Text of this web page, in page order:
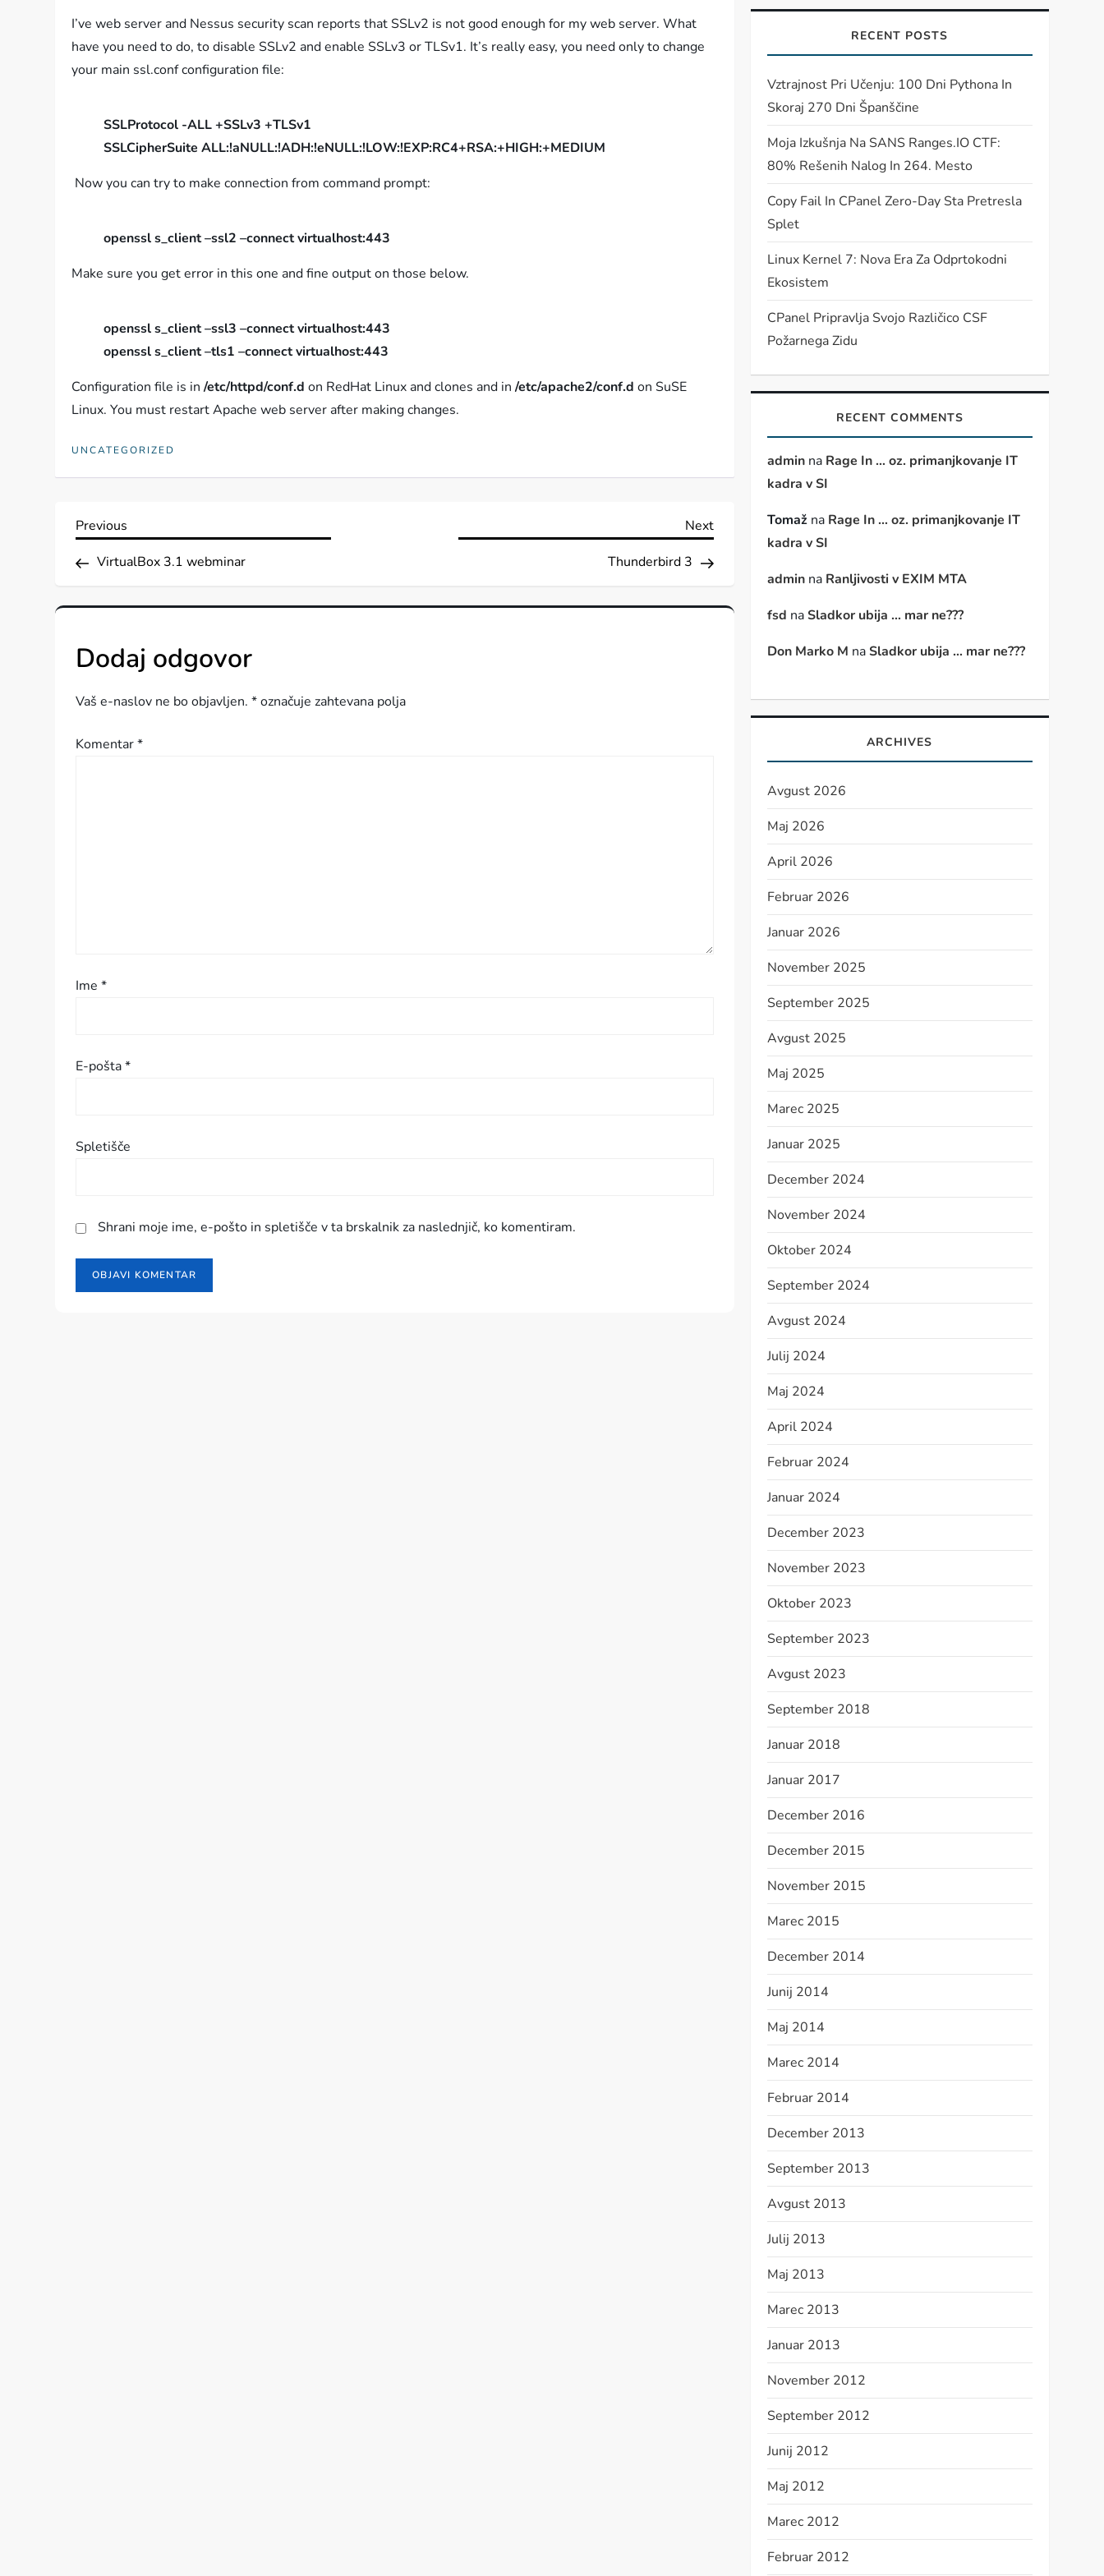
I’ve web server and Nessus security scan reports that SSLv2 is not good enough for my web server. What
have you need to do, to disable SSLv2 and enable SSLv3 or TLSv1. It’s really easy, you need only to change
your main ssl.conf configuration file:
SSLProtocol -ALL +SSLv3 +TLSv1
SSLCipherSuite ALL:!aNULL:!ADH:!eNULL:!LOW:!EXP:RC4+RSA:+HIGH:+MEDIUM
Now you can try to make connection from command prompt:
openssl s_client –ssl2 –connect virtualhost:443
Make sure you get error in this one and fine output on those below.
openssl s_client –ssl3 –connect virtualhost:443
openssl s_client –tls1 –connect virtualhost:443
Configuration file is in/etc/httpd/conf.d on RedHat Linux and clones and in/etc/apache2/conf.d on SuSE
Linux. You must restart Apache web server after making changes.
UNCATEGORIZED
N
a
v
i
g
i
p
v
a
Previous
Previous
VirtualBox 3.1 webminar
Next
Next
Thunderbird 3
Dodaj odgovor
Vaš e-naslov ne bo objavljen. *označuje zahtevana polja
Komentar*
Ime*
E-pošta*
Spletišče
Shrani moje ime, e-pošto in spletišče v ta brskalnik za naslednjič, ko komentiram.
RECENT POSTS
Vztrajnost Pri Učenju: 100 Dni Pythona In
Skoraj 270 Dni Španščine
Moja Izkušnja Na SANS Ranges.IO CTF:
80% Rešenih Nalog In 264. Mesto
Copy Fail In CPanel Zero-Day Sta Pretresla
Splet
Linux Kernel 7: Nova Era Za Odprtokodni
Ekosistem
CPanel Pripravlja Svojo Različico CSF
Požarnega Zidu
RECENT COMMENTS
adminna Rage In … oz. primanjkovanje IT
kadra v SI
Tomažna Rage In … oz. primanjkovanje IT
kadra v SI
adminna Ranljivosti v EXIM MTA
fsd naSladkor ubija … mar ne???
Don Marko M naSladkor ubija … mar ne???
ARCHIVES
Avgust 2026
Maj 2026
April 2026
Februar 2026
Januar 2026
November 2025
September 2025
Avgust 2025
Maj 2025
Marec 2025
Januar 2025
December 2024
November 2024
Oktober 2024
September 2024
Avgust 2024
Julij 2024
Maj 2024
April 2024
Februar 2024
Januar 2024
December 2023
November 2023
Oktober 2023
September 2023
Avgust 2023
September 2018
Januar 2018
Januar 2017
December 2016
December 2015
November 2015
Marec 2015
December 2014
Junij 2014
Maj 2014
Marec 2014
Februar 2014
December 2013
September 2013
Avgust 2013
Julij 2013
Maj 2013
Marec 2013
Januar 2013
November 2012
September 2012
Junij 2012
Maj 2012
Marec 2012
Februar 2012